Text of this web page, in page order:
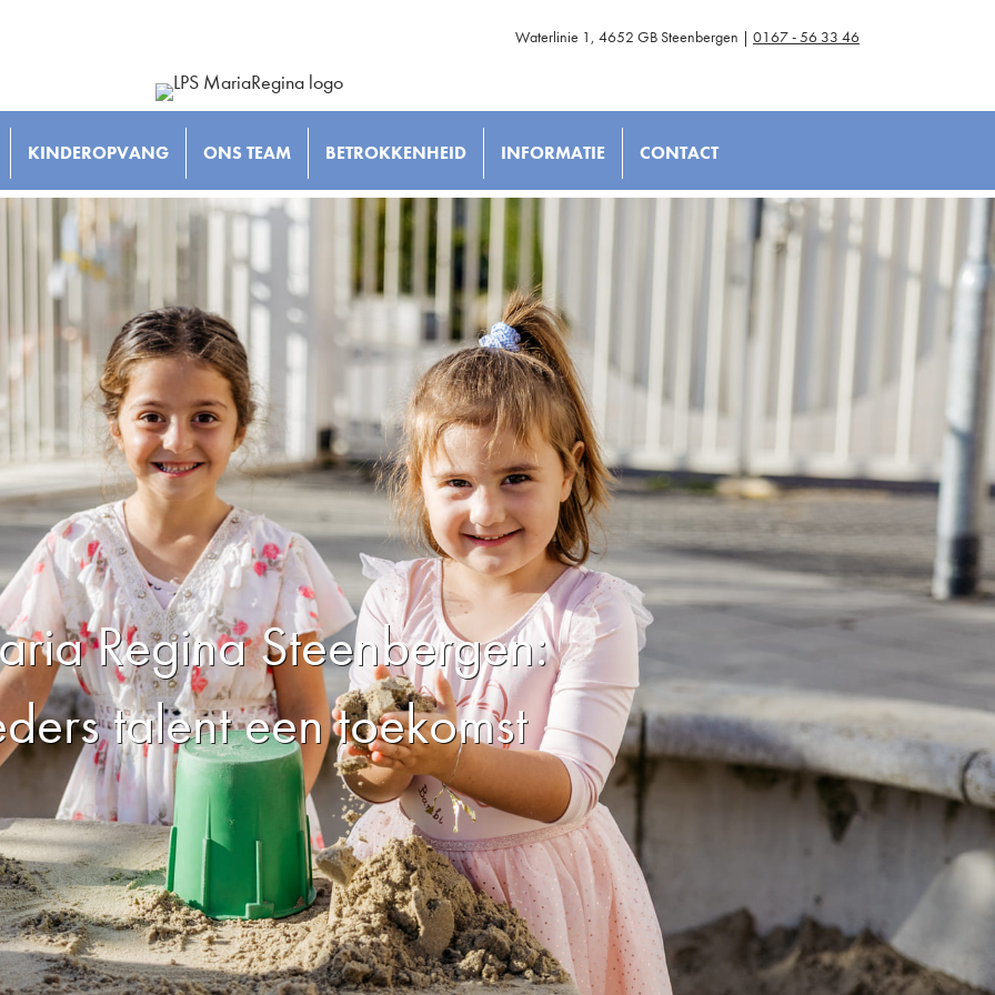
Waterlinie 1, 4652 GB Steenbergen | 0167 - 56 33 46
KINDEROPVANG ONS TEAM BETROKKENHEID INFORMATIE CONTACT
Regina Steenbergen:
talent een toekomst